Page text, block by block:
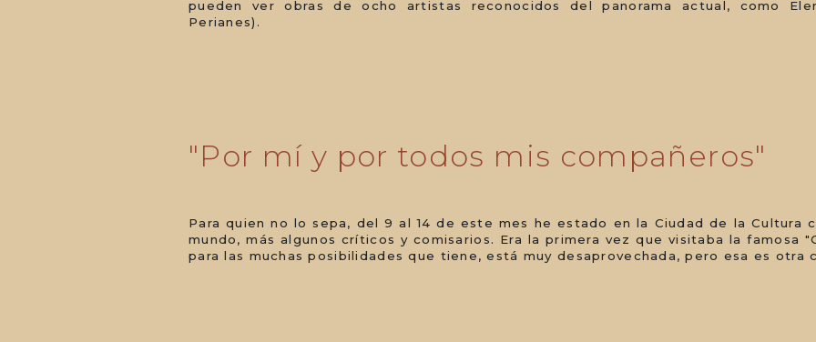
pueden ver obras de ocho artistas reconocidos del panorama actual, como
Perianes).
"Por mí y por todos mis compañeros"
Para quien no lo sepa, del 9 al 14 de este mes he estado en la Ciudad de la
mundo, más algunos críticos y comisarios. Era la primera vez que visitaba la famosa
para las muchas posibilidades que tiene, está muy desaprovechada, pero esa es otra